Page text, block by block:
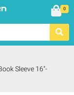
0
Sleeve 16"-